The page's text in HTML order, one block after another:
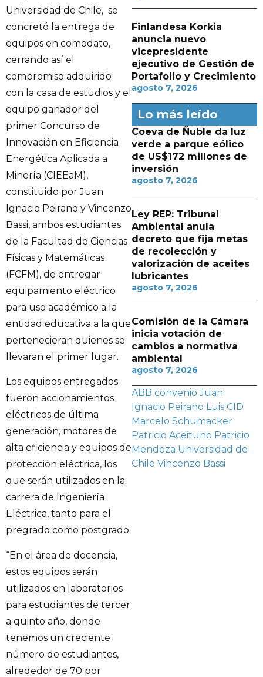
Universidad de Chile, se
concretó la entrega de
equipos en comodato,
cerrando así el
compromiso adquirido
con la casa de estudios y el
equipo ganador del
primer Concurso de
Innovación en Eficiencia
Energética Aplicada a
Minería (CIEEaM),
constituido por Juan
Ignacio Peirano y Vincenzo
Bassi, ambos estudiantes
de la Facultad de Ciencias
Físicas y Matemáticas
(FCFM), de entregar
equipamiento eléctrico
para uso académico a la
entidad educativa a la que
pertenecieran quienes se
llevaran el primer lugar.
Los equipos entregados
fueron accionamientos
eléctricos de última
generación, motores de
alta eficiencia y equipos de
protección eléctrica, los
que serán utilizados en la
carrera de Ingeniería
Eléctrica, tanto para el
pregrado como postgrado.
“En el área de docencia,
estos equipos serán
utilizados en laboratorios
para estudiantes de tercer
a quinto año, donde
tenemos un creciente
número de estudiantes,
alrededor de 70 por
Finlandesa Korkia
anuncia nuevo
vicepresidente
ejecutivo de Gestión de
Portafolio y Crecimiento
agosto 7, 2026
Lo más leído
Coeva de Ñuble da luz
verde a parque eólico
de US$172 millones de
inversión
agosto 7, 2026
Ley REP: Tribunal
Ambiental anula
decreto que fija metas
de recolección y
valorización de aceites
lubricantes
agosto 7, 2026
Comisión de la Cámara
inicia votación de
cambios a normativa
ambiental
agosto 7, 2026
ABB convenio Juan
Ignacio Peirano Luis CID
Marcelo Schumacker
Patricio Aceituno Patricio
Mendoza Universidad de
Chile Vincenzo Bassi